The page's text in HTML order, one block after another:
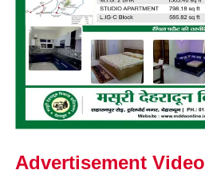
Advertisement Video